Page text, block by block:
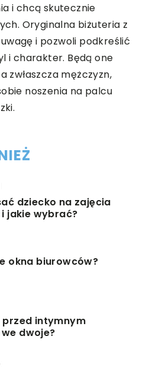
i chcą skutecznie
Oryginalna biżuteria z
i pozwoli podkreślić
i charakter. Będą one
zwłaszcza mężczyzn,
noszenia na palcu
dziecko na zajęcia
jakie wybrać?
okna biurowców?
przed intymnym
dwoje?